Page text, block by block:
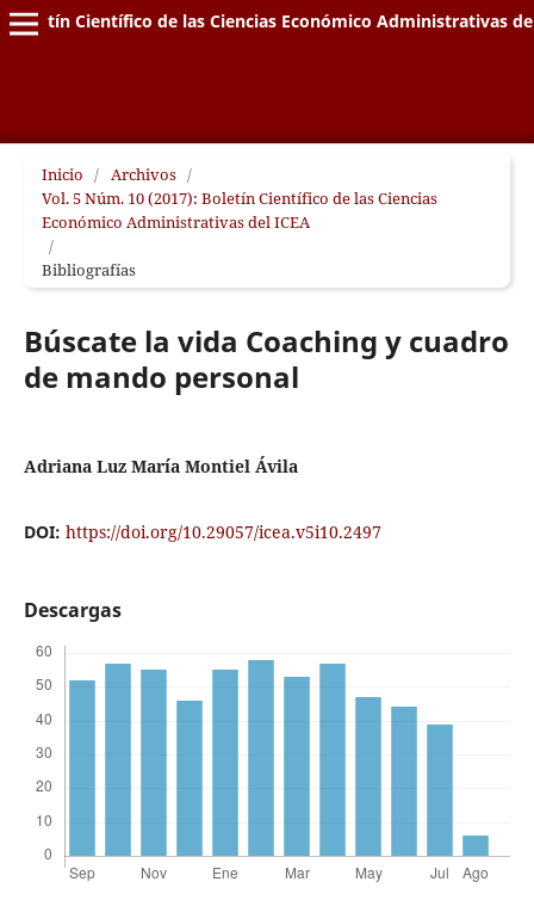
Boletín Científico de las Ciencias Económico Administrativas
Inicio / Archivos /
Vol. 5 Núm. 10 (2017): Boletín Científico de las Ciencias
Económico Administrativas del ICEA
/
Bibliografías
Búscate la vida Coaching y cuadro
de mando personal
Adriana Luz María Montiel Ávila
DOI: https://doi.org/10.29057/icea.v5i10.2497
Descargas